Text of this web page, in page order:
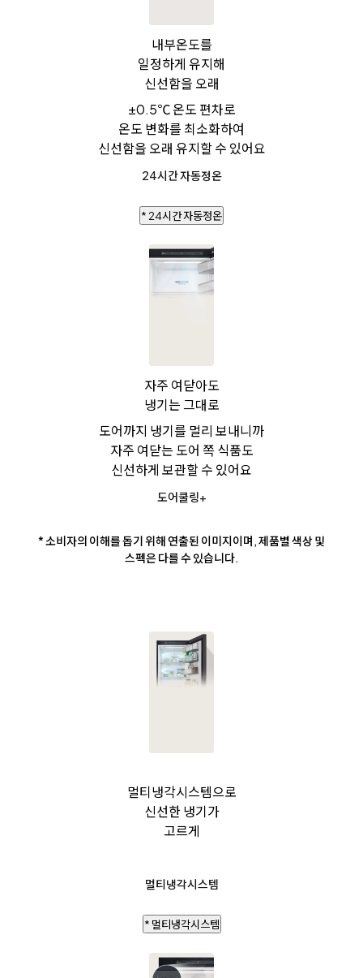
내부온도를
일정하게 유지해
신선함을 오래
±0.5℃ 온도 편차로
온도 변화를 최소화하여
신선함을 오래 유지할 수 있어요
24시간 자동정온
* 24시간 자동정온
자주 여닫아도
냉기는 그대로
도어까지 냉기를 멀리 보내니까
자주 여닫는 도어 쪽 식품도
신선하게 보관할 수 있어요
도어쿨링+
* 소비자의 이해를 돕기 위해 연출된 이미지이며, 제품별 색상 및
스펙은 다를 수 있습니다.
멀티냉각시스템으로
신선한 냉기가
고르게
멀티냉각시스템
* 멀티냉각시스템